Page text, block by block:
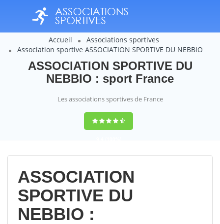
Accueil
Associations sportives
Association sportive ASSOCIATION SPORTIVE DU NEBBIO
ASSOCIATION SPORTIVE DU
NEBBIO : sport France
Les associations sportives de France
9,4(100%)
14358votes
ASSOCIATION
SPORTIVE DU
NEBBIO :